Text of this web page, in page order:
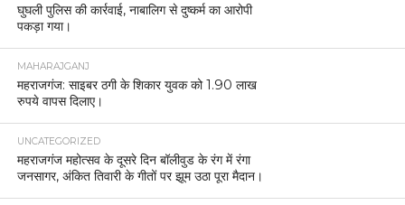
घुघली पुलिस की कार्रवाई, नाबालिग से दुष्कर्म का आरोपी
पकड़ा गया।
MAHARAJGANJ
महराजगंज: साइबर ठगी के शिकार युवक को 1.90 लाख
रुपये वापस दिलाए।
UNCATEGORIZED
महराजगंज महोत्सव के दूसरे दिन बॉलीवुड के रंग में रंगा
जनसागर, अंकित तिवारी के गीतों पर झूम उठा पूरा मैदान।